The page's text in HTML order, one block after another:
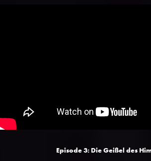
Episode 3: Die Geißel des